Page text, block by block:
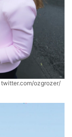
twitter.com/ozgrozer/